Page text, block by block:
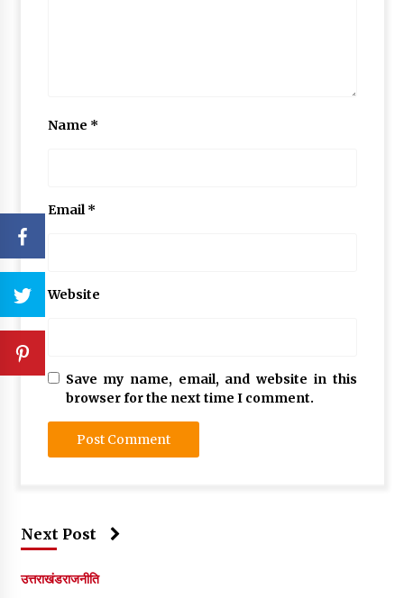
Name *
Email*
Website
Save my name, email, and website in this
browser for the next time I comment.
Next Post
उत्तराखंडराजनीति